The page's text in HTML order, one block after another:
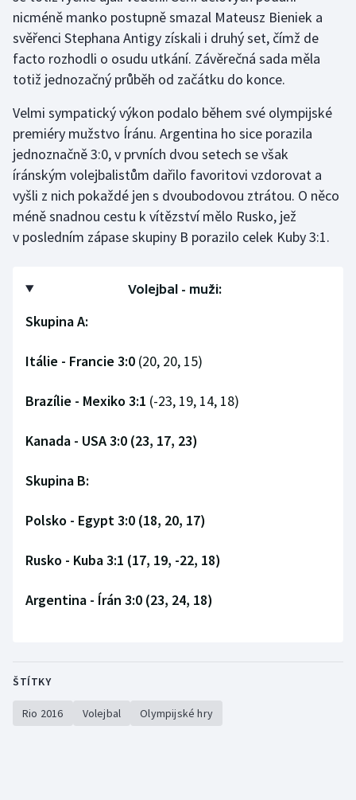
nicméně manko postupně smazal Mateusz Bieniek a
svěřenci Stephana Antigy získali i druhý set, čímž de
facto rozhodli o osudu utkání. Závěrečná sada měla
totiž jednozačný průběh od začátku do konce.
Velmi sympatický výkon podalo během své olympijské
premiéry mužstvo Íránu. Argentina ho sice porazila
jednoznačně 3:0, v prvních dvou setech se však
íránským volejbalistům dařilo favoritovi vzdorovat a
vyšli z nich pokaždé jen s dvoubodovou ztrátou. O něco
méně snadnou cestu k vítězství mělo Rusko, jež
v posledním zápase skupiny B porazilo celek Kuby 3:1.
Volejbal - muži:
Skupina A:
Itálie - Francie 3:0 (20, 20, 15)
Brazílie - Mexiko 3:1 (-23, 19, 14, 18)
Kanada - USA 3:0 (23, 17, 23)
Skupina B:
Polsko - Egypt 3:0 (18, 20, 17)
Rusko - Kuba 3:1 (17, 19, -22, 18)
Argentina - Írán 3:0 (23, 24, 18)
ŠTÍTKY
Rio 2016 Volejbal Olympijské hry